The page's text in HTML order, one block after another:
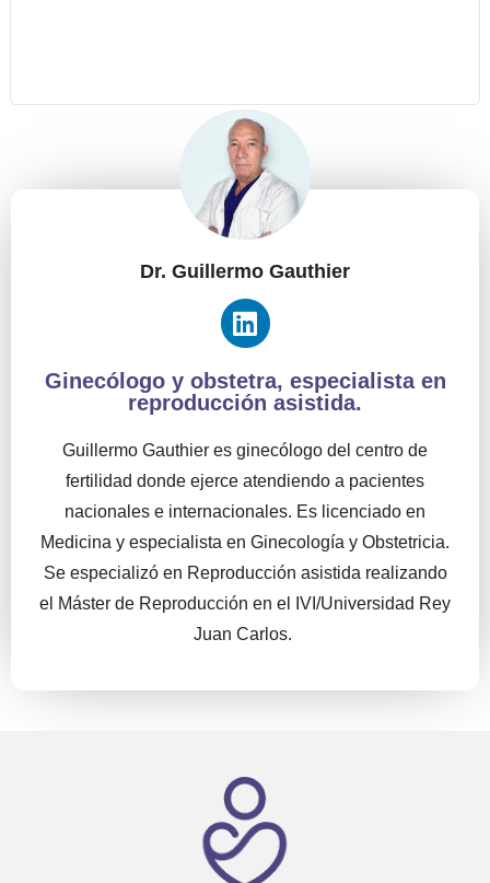
Dr. Guillermo Gauthier
Ginecólogo y obstetra, especialista en
reproducción asistida.
Guillermo Gauthier es ginecólogo del centro de
fertilidad donde ejerce atendiendo a pacientes
nacionales e internacionales. Es licenciado en
Medicina y especialista en Ginecología y Obstetricia.
Se especializó en Reproducción asistida realizando
el Máster de Reproducción en el IVI/Universidad Rey
Juan Carlos.